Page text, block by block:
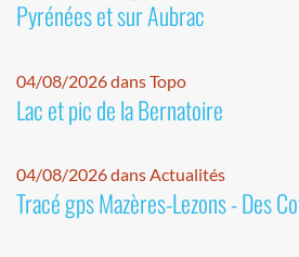
Pyrénées et sur Aubrac
04/08/2026 dans Topo
Lac et pic de la Bernatoire
04/08/2026 dans Actualités
Tracé gps Mazères-Lezons - Des